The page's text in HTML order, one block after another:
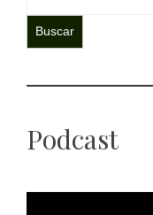
Buscar
Podcast